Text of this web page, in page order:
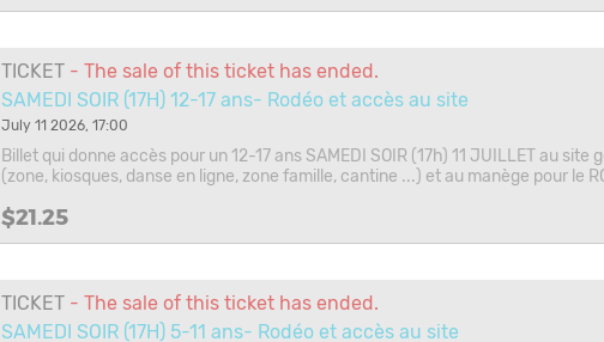
TICKET- The sale of this ticket has ended.
SAMEDI SOIR (17H) 12-17 ans- Rodéo et accès au site
July 11 2026, 17:00
Billet qui donne accès pour un 12-17 ans SAMEDI SOIR (17h) 11 JUILLET au site
(zone, kiosques, danse en ligne, zone famille, cantine ...) et au manège pour le
$21.25
TICKET- The sale of this ticket has ended.
SAMEDI SOIR (17H) 5-11 ans- Rodéo et accès au site